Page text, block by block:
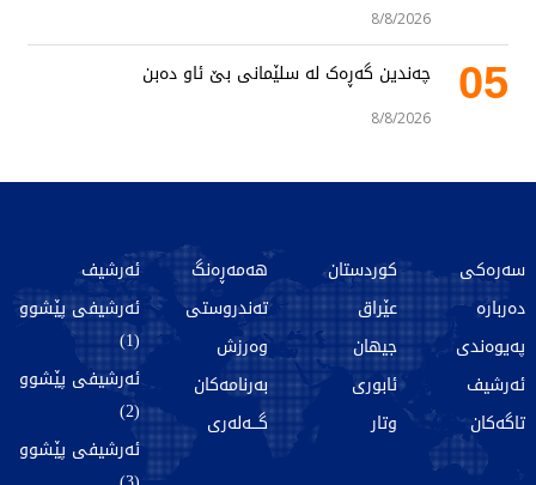
8/8/2026
05 چەندین گەڕەک لە سلێمانی بێ ئاو دەبن
8/8/2026
سەرەکی
دەربارە
پەیوەندی
ئەرشیف
تاگەکان
کوردستان
عێراق
جیهان
ئابوری
وتار
هەمەڕەنگ
تەندروستی
وەرزش
بەرنامەکان
گـــەلەری
ئەرشیف
ئەرشیفی پێشوو
(1)
ئەرشیفی پێشوو
(2)
ئەرشیفی پێشوو